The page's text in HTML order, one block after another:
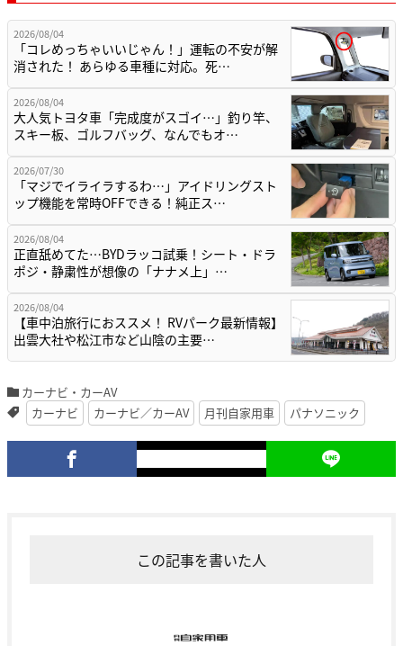
2026/08/04
「コレめっちゃいいじゃん！」運転の不安が解
消された！ あらゆる車種に対応。死…
2026/08/04
大人気トヨタ車「完成度がスゴイ…」釣り竿、
スキー板、ゴルフバッグ、なんでもオ…
2026/07/30
「マジでイライラするわ…」アイドリングスト
ップ機能を常時OFFできる！純正ス…
2026/08/04
正直舐めてた…BYDラッコ試乗！シート・ドラ
ポジ・静粛性が想像の「ナナメ上」…
2026/08/04
【車中泊旅行におススメ！ RVパーク最新情報】
出雲大社や松江市など山陰の主要…
カーナビ・カーAV
カーナビ
カーナビ／カーAV 月刊自家用車 パナソニック
この記事を書いた人